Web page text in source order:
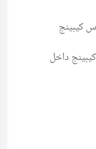
كيبينج
داخل